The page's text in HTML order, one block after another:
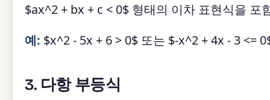
$ax^2 + bx + c < 0$ 형태의 이차 표현식을 포
예: $x^2 - 5x + 6 > 0$ 또는 $-x^2 + 4x - 3 <=
3. 다항 부등식